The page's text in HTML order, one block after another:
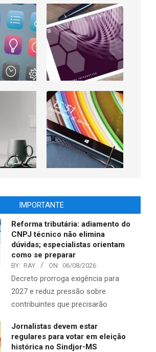
IMPORTANTE
Reforma tributária: adiamento do
CNPJ técnico não elimina
dúvidas; especialistas orientam
como se preparar
BY: RAY ON: 06/08/2026
Decreto prorroga exigência para
2027 e reduz pressão sobre
contribuintes que precisarão
Jornalistas devem estar
regulares para votar em eleição
histórica no Sindjor-MS